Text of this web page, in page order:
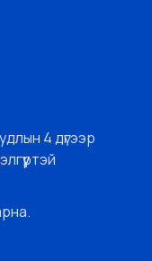
4 дүгээр